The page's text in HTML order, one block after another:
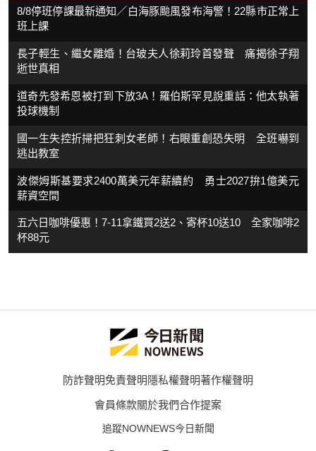
8/8停班停課最新通知／白海豚颱風發布海警！22縣市正常上
班上課
長子輕生、繼女離婚！台玻夫人徐莉玲首發聲 痛揭徐子翔
逝世真相
道奇先發希恩被打到下放3A！羅伯斯罕見說重話：他太執著
投球機制
國一生失控折掃把狂刺女老師！右眼重創恐失明 全班嚇到
逃出教室
波傑姆斯基要求2400萬美元年薪續約 勇士2027拚1億美元
薪資空間
五六日咖啡優惠！7-11拿鐵買2送2、寄杯10送10 全家咖啡2
杯88元
防詐聲明免責聲明隱私權聲明著作權聲明
會員條款關於我們合作提案
追蹤NOWNEWS今日新聞